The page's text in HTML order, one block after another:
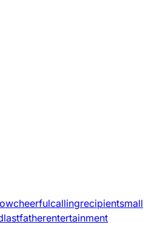
cheerfulcallingrecipientsmall
lastfatherentertainment